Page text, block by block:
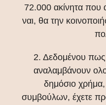
72.000 ακίνητα
ναι, θα την
2. Δεδομένου
αναλαμβάνουν
δημόσιο χρήμα,
συμβούλων, έχετε